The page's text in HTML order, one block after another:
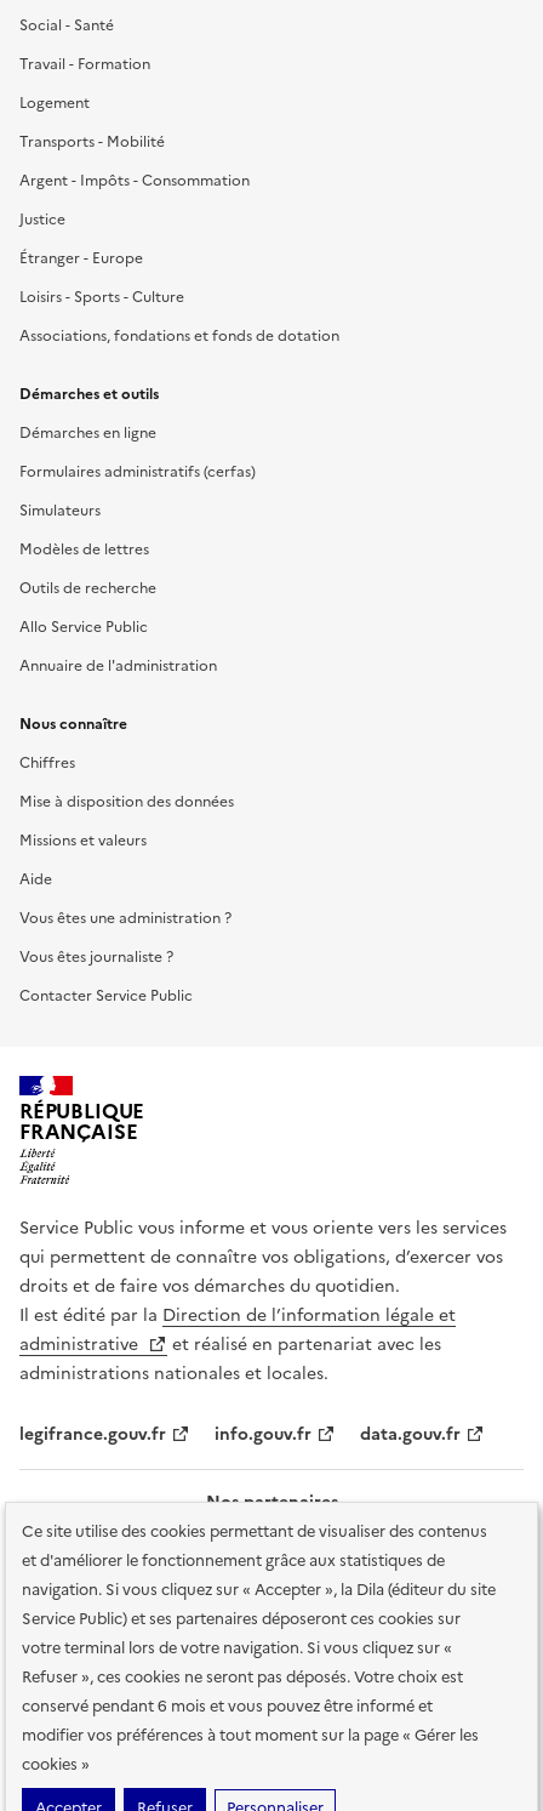
Ce site utilise des cookies permettant de visualiser des contenus
et d'améliorer le fonctionnement grâce aux statistiques de
navigation. Si vous cliquez sur « Accepter », la Dila (éditeur du site
Service Public) et ses partenaires déposeront ces cookies sur
votre terminal lors de votre navigation. Si vous cliquez sur «
Refuser », ces cookies ne seront pas déposés. Votre choix est
conservé pendant 6 mois et vous pouvez être informé et
modifier vos préférences à tout moment sur la page « Gérer les
cookies »
Social - Santé
Travail - Formation
Logement
Transports - Mobilité
Argent - Impôts - Consommation
Justice
Étranger - Europe
Loisirs - Sports - Culture
Associations, fondations et fonds de dotation
Démarches et outils
Démarches en ligne
Formulaires administratifs (cerfas)
Simulateurs
Modèles de lettres
Outils de recherche
Allo Service Public
Annuaire de l'administration
Nous connaître
Chiffres
Mise à disposition des données
Missions et valeurs
Aide
Vous êtes une administration ?
Vous êtes journaliste ?
Contacter Service Public
RÉPUBLIQUE
FRANÇAISE
Service Public vous informe et vous oriente vers les services
qui permettent de connaître vos obligations, d’exercer vos
droits et de faire vos démarches du quotidien.
Il est édité par la Direction de l’information légale et
administrative
et réalisé en partenariat avec les
administrations nationales et locales.
legifrance.gouv.fr info.gouv.fr data.gouv.fr
Nos partenaires
Plan du site Accessibilité : totalement conforme
Accessibilité des
services en ligne Mentions légales Données personnelles et sécurité
Conditions générales d'utilisation Gestion des cookies
Sauf mention contraire, tous les contenus de ce site sont sous